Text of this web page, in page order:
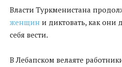
Власти Туркменистана
женщин и диктовать, как они
себя вести.
В Лебапском велаяте